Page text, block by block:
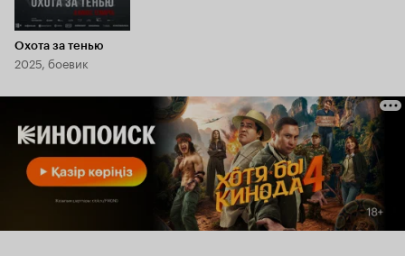
Охота за тенью
2025, боевик